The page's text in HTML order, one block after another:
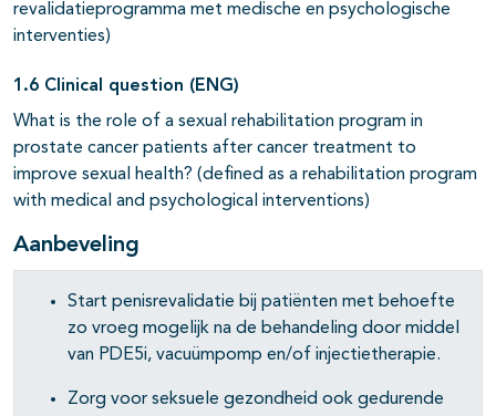
open- en dichtklappen
revalidatieprogramma met medische en psychologische
interventies)
1.6 Clinical question (ENG)
What is the role of a sexual rehabilitation program in
prostate cancer patients after cancer treatment to
improve sexual health? (defined as a rehabilitation program
with medical and psychological interventions)
Aanbeveling
Start penisrevalidatie bij patiënten met behoefte
zo vroeg mogelijk na de behandeling door middel
van PDE5i, vacuümpomp en/of injectietherapie.
Zorg voor seksuele gezondheid ook gedurende